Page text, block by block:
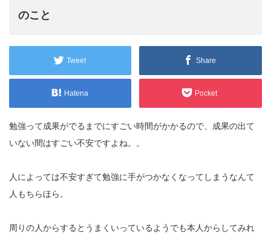
のこと
Tweet Share
Hatena Pocket
勉強って成果がでるまでにすごい時間がかかるので、成果の出て
いない間はすごい不安ですよね。。
人によっては不安すぎて勉強に手がつかなくなってしまうなんて
人もちらほら。
周りの人からするとうまくいっているようでも本人からしてみれ